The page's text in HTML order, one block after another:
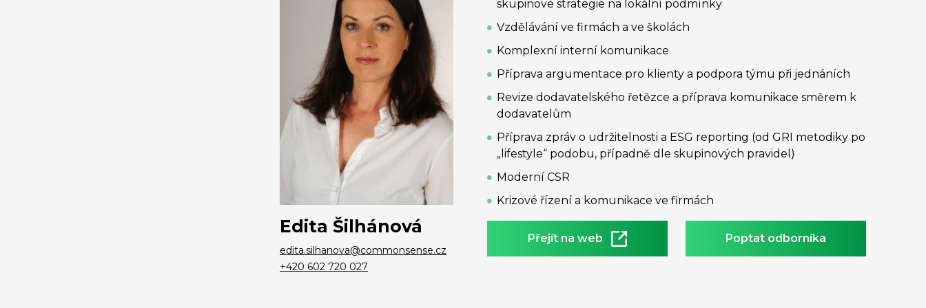
Edita Šilhánová
edita.silhanova@commonsense.cz
+420 602 720 027
skupinové strategie na lokální podmínky
Vzdělávání ve firmách a ve školách
Komplexní interní komunikace
Příprava argumentace pro klienty a podpora týmu při jednáních
Revize dodavatelského řetězce a příprava komunikace směrem k
dodavatelům
Příprava zpráv o udržitelnosti a ESG reporting (od GRI metodiky po
„lifestyle“ podobu, případně dle skupinových pravidel)
Moderní CSR
Krizové řízení a komunikace ve firmách
Přejít na web Poptat odborníka